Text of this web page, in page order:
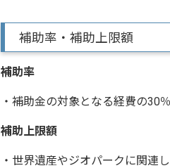
補助率・補助上限額
補助率
・補助金の対象となる経費の30
補助上限額
・世界遺産やジオパークに関